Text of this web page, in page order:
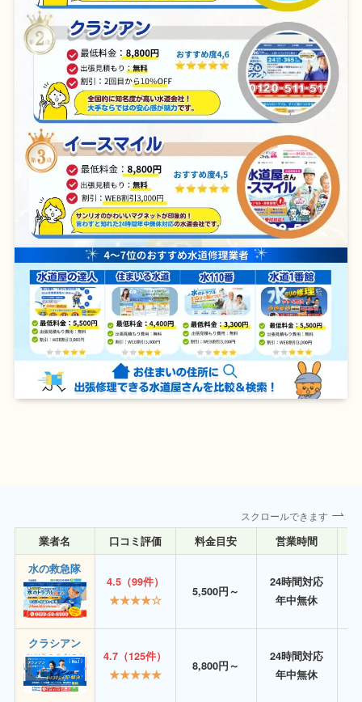
スクロールできます
業者名 口コミ評価 料金目安 営業時間
水の救急隊
4.5（99件）
★★★★☆
5,500円～
24時間対応
年中無休
クラシアン
4.7（125件）
★★★★★
8,800円～
24時間対応
年中無休